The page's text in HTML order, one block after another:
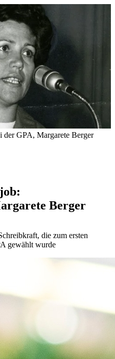
der GPA, Margarete Berger
Berger
die zum ersten
gewählt wurde